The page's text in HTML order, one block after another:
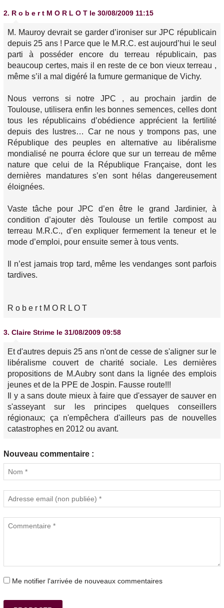
2. R o b e r t M O R L O T le 30/08/2009 11:15
M. Mauroy devrait se garder d’ironiser sur JPC républicain
depuis 25 ans ! Parce que le M.R.C. est aujourd’hui le seul
parti à posséder encore du terreau républicain, pas
beaucoup certes, mais il en reste de ce bon vieux terreau ,
même s’il a mal digéré la fumure germanique de Vichy.
Nous verrons si notre JPC , au prochain jardin de
Toulouse, utilisera enfin les bonnes semences, celles dont
tous les républicains d’obédience apprécient la fertilité
depuis des lustres… Car ne nous y trompons pas, une
République des peuples en alternative au libéralisme
mondialisé ne pourra éclore que sur un terreau de même
nature que celui de la République Française, dont les
dernières mandatures s’en sont hélas dangereusement
éloignées.
Vaste tâche pour JPC d’en être le grand Jardinier, à
condition d’ajouter dès Toulouse un fertile compost au
terreau M.R.C., d’en expliquer fermement la teneur et le
mode d’emploi, pour ensuite semer à tous vents.
Il n’est jamais trop tard, même les vendanges sont parfois
tardives.
R o b e r t M O R L O T
3. Claire Strime le 31/08/2009 09:58
Et d'autres depuis 25 ans n'ont de cesse de s'aligner sur le
libéralisme couvert de charité sociale. Les dernières
propositions de M.Aubry sont dans la lignée des emplois
jeunes et de la PPE de Jospin. Fausse route!!!
Il y a sans doute mieux à faire que d'essayer de sauver en
s'asseyant sur les principes quelques conseillers
régionaux; ça n'empêchera d'ailleurs pas de nouvelles
catastrophes en 2012 ou avant.
Nouveau commentaire :
Me notifier l'arrivée de nouveaux commentaires